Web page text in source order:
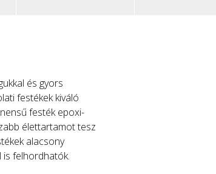
és gyors
festékek kiváló
festék epoxi-
élettartamot tesz
alacsony
is felhordhatók.